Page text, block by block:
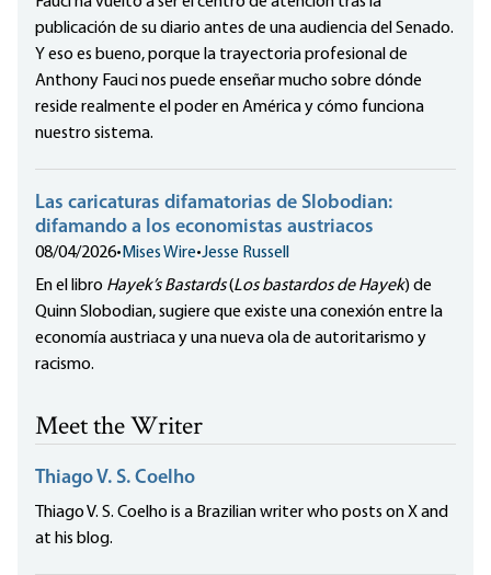
publicación de su diario antes de una audiencia del Senado.
Y eso es bueno, porque la trayectoria profesional de
Anthony Fauci nos puede enseñar mucho sobre dónde
reside realmente el poder en América y cómo funciona
nuestro sistema.
Las caricaturas difamatorias de Slobodian:
difamando a los economistas austriacos
08/04/2026• Mises Wire•Jesse Russell
En el libro Hayek’s Bastards(Los bastardos de Hayek) de
Quinn Slobodian, sugiere que existe una conexión entre la
economía austriaca y una nueva ola de autoritarismo y
racismo.
Meet the Writer
Thiago V. S. Coelho
Thiago V. S. Coelho is a Brazilian writer who posts on X and
at his blog.